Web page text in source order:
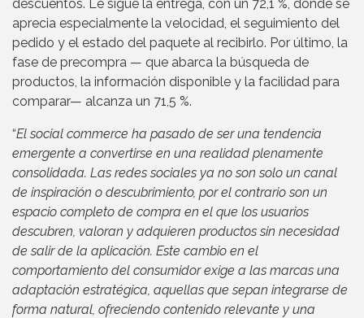
descuentos. Le sigue la entrega, con un 72,1 %, donde se
aprecia especialmente la velocidad, el seguimiento del
pedido y el estado del paquete al recibirlo. Por último, la
fase de precompra — que abarca la búsqueda de
productos, la información disponible y la facilidad para
comparar— alcanza un 71,5 %.
“El social commerce ha pasado de ser una tendencia
emergente a convertirse en una realidad plenamente
consolidada. Las redes sociales ya no son solo un canal
de inspiración o descubrimiento, por el contrario son un
espacio completo de compra en el que los usuarios
descubren, valoran y adquieren productos sin necesidad
de salir de la aplicación. Este cambio en el
comportamiento del consumidor exige a las marcas una
adaptación estratégica, aquellas que sepan integrarse de
forma natural, ofreciendo contenido relevante y una